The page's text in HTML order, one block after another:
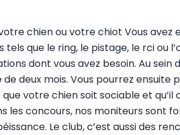
chien ou votre chiot Vous avez
que le ring, le pistage, le rci ou
dont vous avez besoin. Au sein
deux mois. Vous pourrez ensuite
votre chien soit sociable et qu’il
les concours, nos moniteurs sont
Le club, c’est aussi des